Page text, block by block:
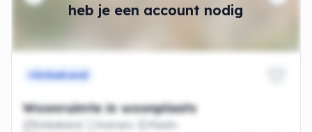
heb je een account nodig
Onbekend
Woonruimte in woonplaats
Onbekend Kamers
Plaats